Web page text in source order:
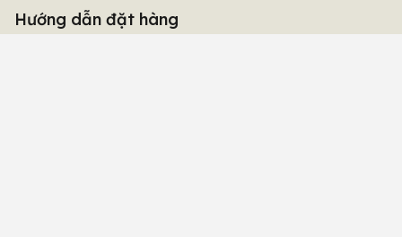
Hướng dẫn đặt hàng